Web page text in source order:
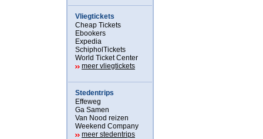
Vliegtickets
Cheap Tickets
Ebookers
Expedia
SchipholTickets
World Ticket Center
meer vliegtickets
Stedentrips
Effeweg
Ga Samen
Van Nood reizen
Weekend Company
meer stedentrips